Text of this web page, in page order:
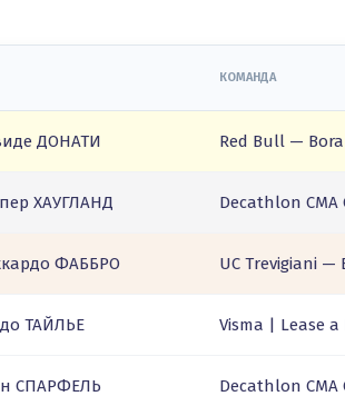
КОМАНДА
ДОНАТИ Red Bull —
ХАУГЛАНД Decathlon CMA
ФАББРО UC Trevigiani —
ТАЙЛЬЕ Visma | Lease
СПАРФЕЛЬ Decathlon CMA